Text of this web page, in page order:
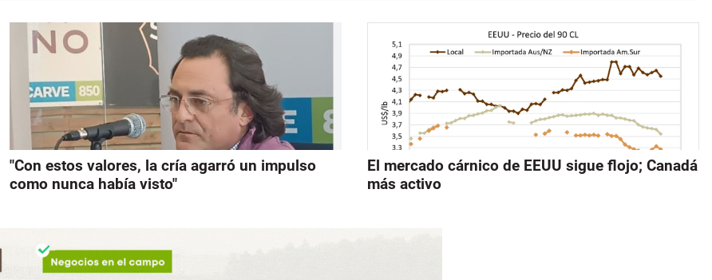
"Con estos valores, la cría agarró un impulso
como nunca había visto"
El mercado cárnico de EEUU sigue flojo; Canadá
más activo